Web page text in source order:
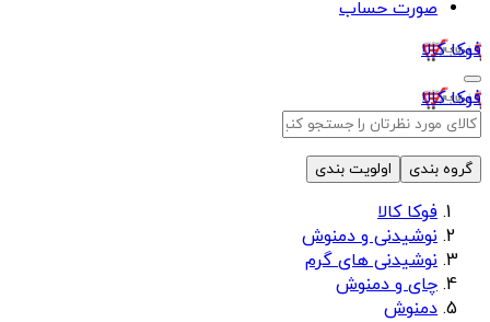
صورت حساب
فوکا کالا
فوکا کالا
گروه بندی اولویت بندی
فوکا کالا
نوشیدنی و دمنوش
نوشیدنی های گرم
چای و دمنوش
دمنوش